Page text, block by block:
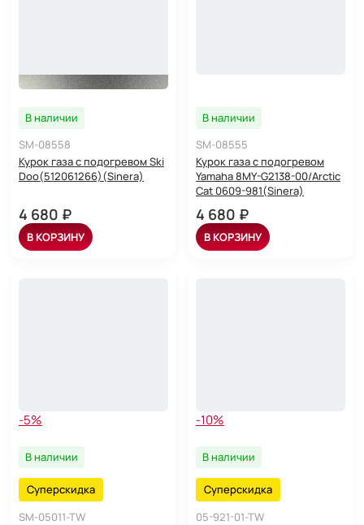
В наличии
SM-08558
Курок газа с подогревом Ski
Doo(512061266)(Sinera)
4 680 ₽
В КОРЗИНУ
В наличии
SM-08555
Курок газа с подогревом
Yamaha 8MY-G2138-00/Arctic
Cat 0609-981(Sinera)
4 680 ₽
В КОРЗИНУ
-5%
В наличии
Суперскидка
SM-05011-TW
-10%
В наличии
Суперскидка
05-921-01-TW